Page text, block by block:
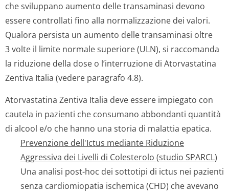
che sviluppano aumento delle transaminasi devono
essere controllati fino alla normalizzazione dei valori.
Qualora persista un aumento delle transaminasi oltre
3 volte il limite normale superiore (ULN), si raccomanda
la riduzione della dose o l’interruzione di Atorvastatina
Zentiva Italia (vedere paragrafo 4.8).
Atorvastatina Zentiva Italia deve essere impiegato con
cautela in pazienti che consumano abbondanti quantità
di alcool e/o che hanno una storia di malattia epatica.
Prevenzione dell'Ictus mediante Riduzione
Aggressiva dei Livelli di Colesterolo (studio SPARCL)
Una analisi post-hoc dei sottotipi di ictus nei pazienti
senza cardiomiopatia ischemica (CHD) che avevano